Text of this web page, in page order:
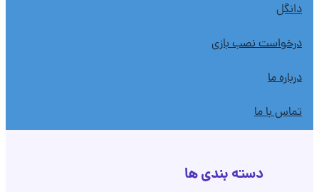
دانگل
درخواست نصب بازی
درباره ما
تماس با ما
دسته بندی ها